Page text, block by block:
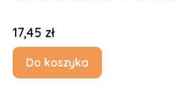
Cena
17,45 zł
Do koszyka